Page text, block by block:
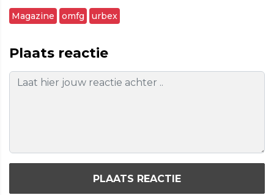
Magazine omfg urbex
Plaats reactie
PLAATS REACTIE